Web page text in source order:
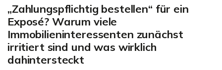
„Zahlungspflichtig bestellen“ für ein
Exposé? Warum viele
Immobilieninteressenten zunächst
irritiert sind und was wirklich
dahintersteckt